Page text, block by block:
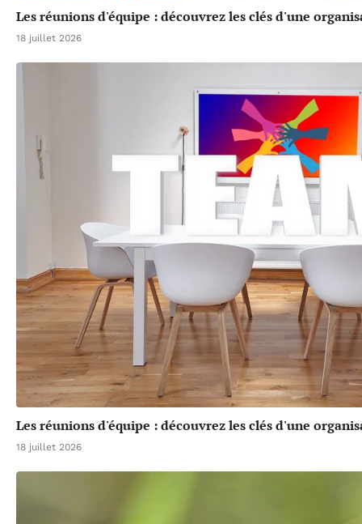
Les réunions d'équipe : découvrez les clés d'une
18 juillet 2026
Les réunions d'équipe : découvrez les clés d'une
18 juillet 2026